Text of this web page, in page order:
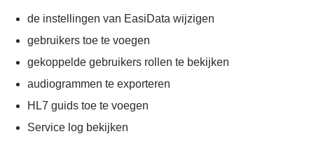
de instellingen van EasiData wijzigen
gebruikers toe te voegen
gekoppelde gebruikers rollen te bekijken
audiogrammen te exporteren
HL7 guids toe te voegen
Service log bekijken